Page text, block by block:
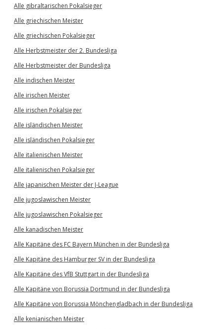
Alle gibraltarischen Pokalsieger
Alle griechischen Meister
Alle griechischen Pokalsieger
Alle Herbstmeister der 2. Bundesliga
Alle Herbstmeister der Bundesliga
Alle indischen Meister
Alle irischen Meister
Alle irischen Pokalsieger
Alle isländischen Meister
Alle isländischen Pokalsieger
Alle italienischen Meister
Alle italienischen Pokalsieger
Alle japanischen Meister der J-League
Alle jugoslawischen Meister
Alle jugoslawischen Pokalsieger
Alle kanadischen Meister
Alle Kapitäne des FC Bayern München in der Bundesliga
Alle Kapitäne des Hamburger SV in der Bundesliga
Alle Kapitäne des VfB Stuttgart in der Bundesliga
Alle Kapitäne von Borussia Dortmund in der Bundesliga
Alle Kapitäne von Borussia Mönchengladbach in der Bundesliga
Alle kenianischen Meister